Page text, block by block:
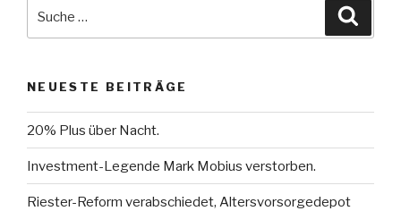
NEUESTE BEITRÄGE
20% Plus über Nacht.
Investment-Legende Mark Mobius verstorben.
Riester-Reform verabschiedet, Altersvorsorgedepot